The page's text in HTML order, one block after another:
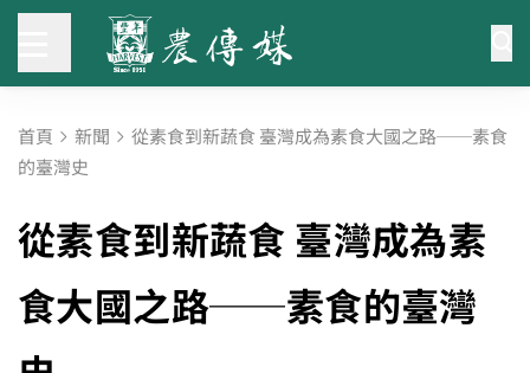
首頁 新聞 從素食到新蔬食 臺灣成為素食大國之路──素食
的臺灣史
從素食到新蔬食 臺灣成為素
食大國之路──素食的臺灣